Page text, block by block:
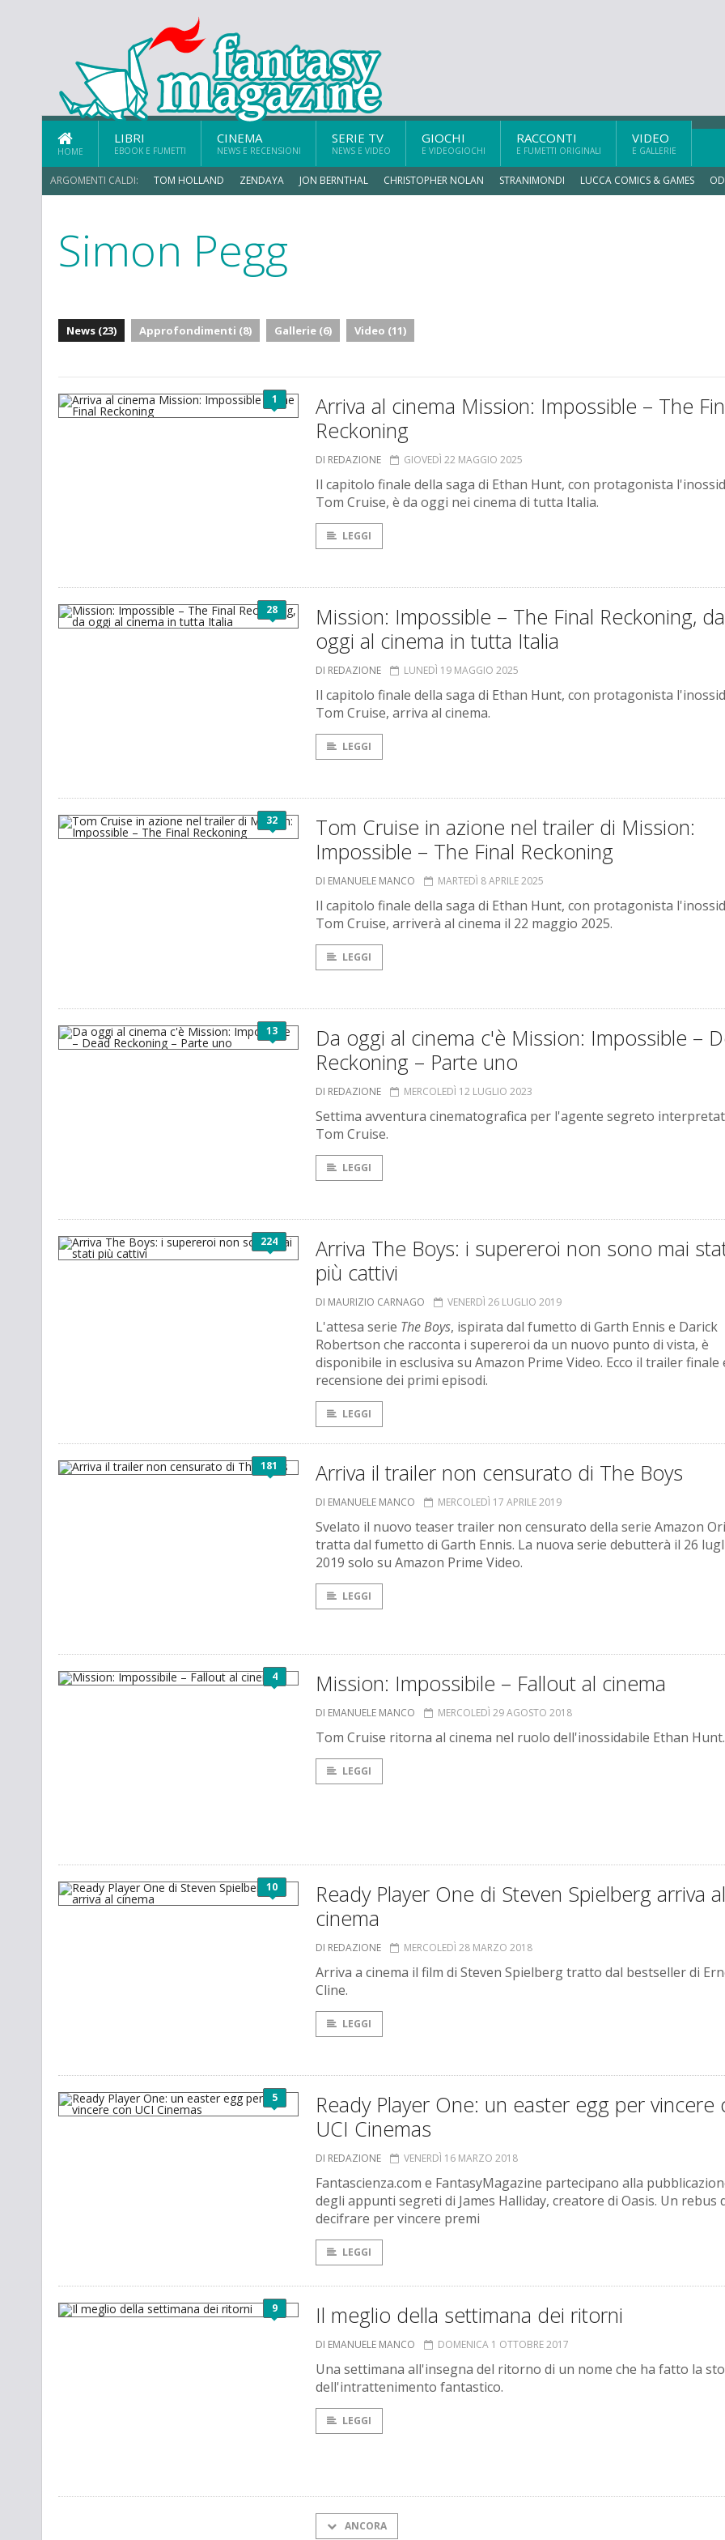
HOME
LIBRI
EBOOK E FUMETTI
CINEMA
NEWS E RECENSIONI
SERIE TV
NEWS E VIDEO
GIOCHI
E VIDEOGIOCHI
RACCONTI
E FUMETTI ORIGINALI
VIDEO
E GALLERIE
ARGOMENTI CALDI: TOM HOLLAND ZENDAYA JON BERNTHAL CHRISTOPHER NOLAN STRANIMONDI LUCCA COMICS & GAMES
Simon Pegg
News (23) Approfondimenti (8) Gallerie (6) Video (11)
1
Arriva al cinema Mission: Impossible – The
Reckoning
DI REDAZIONE GIOVEDÌ 22 MAGGIO 2025
Il capitolo finale della saga di Ethan Hunt, con protagonista
Tom Cruise, è da oggi nei cinema di tutta Italia.
LEGGI
28
Mission: Impossible – The Final Reckoning, da
oggi al cinema in tutta Italia
DI REDAZIONE LUNEDÌ 19 MAGGIO 2025
Il capitolo finale della saga di Ethan Hunt, con protagonista
Tom Cruise, arriva al cinema.
LEGGI
32
Tom Cruise in azione nel trailer di Mission:
Impossible – The Final Reckoning
DI EMANUELE MANCO MARTEDÌ 8 APRILE 2025
Il capitolo finale della saga di Ethan Hunt, con protagonista
Tom Cruise, arriverà al cinema il 22 maggio 2025.
LEGGI
13
Da oggi al cinema c'è Mission: Impossible –
Reckoning – Parte uno
DI REDAZIONE MERCOLEDÌ 12 LUGLIO 2023
Settima avventura cinematografica per l'agente segreto
Tom Cruise.
LEGGI
224
Arriva The Boys: i supereroi non sono mai
più cattivi
DI MAURIZIO CARNAGO VENERDÌ 26 LUGLIO 2019
L'attesa serie The Boys, ispirata dal fumetto di Garth Ennis e Darick
Robertson che racconta i supereroi da un nuovo punto di vista, è
disponibile in esclusiva su Amazon Prime Video. Ecco il trailer finale
recensione dei primi episodi.
LEGGI
181 Arriva il trailer non censurato di The Boys
DI EMANUELE MANCO MERCOLEDÌ 17 APRILE 2019
Svelato il nuovo teaser trailer non censurato della serie Amazon
tratta dal fumetto di Garth Ennis. La nuova serie debutterà il 26
2019 solo su Amazon Prime Video.
LEGGI
4 Mission: Impossibile – Fallout al cinema
DI EMANUELE MANCO MERCOLEDÌ 29 AGOSTO 2018
Tom Cruise ritorna al cinema nel ruolo dell'inossidabile Ethan Hunt.
LEGGI
10
Ready Player One di Steven Spielberg arriva al
cinema
DI REDAZIONE MERCOLEDÌ 28 MARZO 2018
Arriva a cinema il film di Steven Spielberg tratto dal bestseller di
Cline.
LEGGI
5
Ready Player One: un easter egg per vincere
UCI Cinemas
DI REDAZIONE VENERDÌ 16 MARZO 2018
Fantascienza.com e FantasyMagazine partecipano alla
degli appunti segreti di James Halliday, creatore di Oasis. Un rebus
decifrare per vincere premi
LEGGI
9 Il meglio della settimana dei ritorni
DI EMANUELE MANCO DOMENICA 1 OTTOBRE 2017
Una settimana all'insegna del ritorno di un nome che ha fatto la
dell'intrattenimento fantastico.
LEGGI
ANCORA